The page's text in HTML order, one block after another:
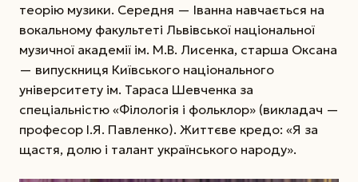
теорію музики. Середня — Іванна навчається на
вокальному факультеті Львівської національної
музичної академії ім. М.В. Лисенка, старша Оксана
— випускниця Київського національного
університету ім. Тараса Шевченка за
спеціальністю «Філологія і фольклор» (викладач —
професор І.Я. Павленко). Життєве кредо: «Я за
щастя, долю і талант українського народу».